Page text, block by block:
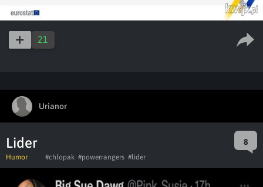
21
Urianor
Lider 8
Humor #chlopak #powerrangers #lider